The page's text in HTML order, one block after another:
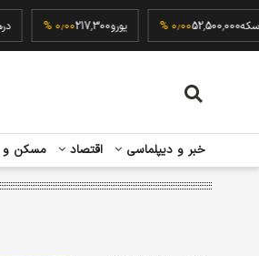
ربع سکه52,500,000۰٫۰۰ % یورو217,300۰٫۰۰ %
خبر و دیپلماسی اقتصاد مسکن و